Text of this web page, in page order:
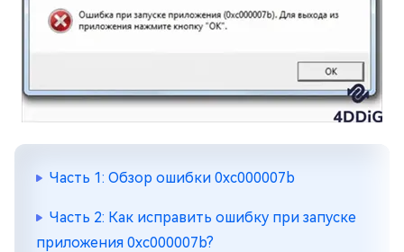
Часть 1: Обзор ошибки 0xc000007b
Часть 2: Как исправить ошибку при запуске
приложения 0xc000007b?